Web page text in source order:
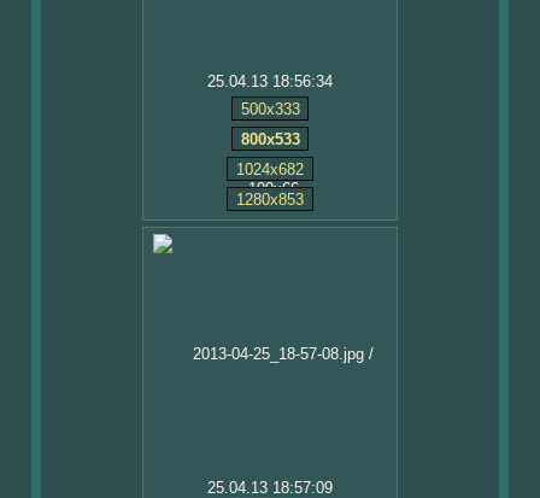
25.04.13 18:56:34
500x333
800x533
1024x682
1280x853
25.04.13 18:57:09